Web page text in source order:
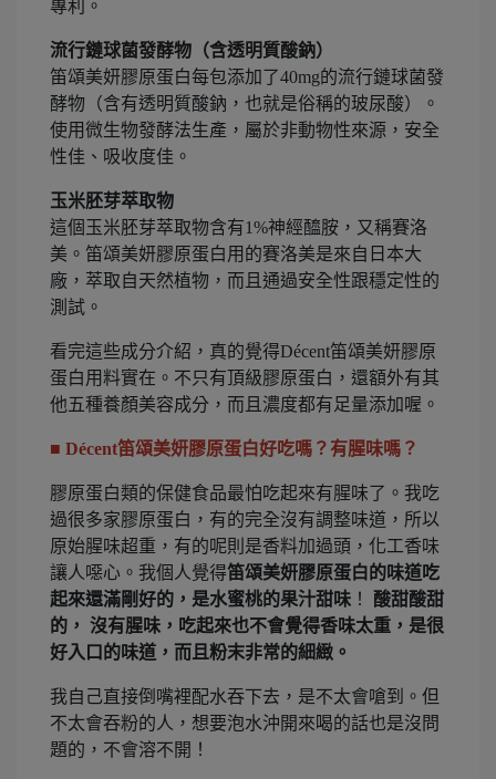
專利。
流行鏈球菌發酵物（含透明質酸鈉）
笛頌美妍膠原蛋白每包添加了40mg的流行鏈球菌發
酵物（含有透明質酸鈉，也就是俗稱的玻尿酸）。
使用微生物發酵法生產，屬於非動物性來源，安全
性佳、吸收度佳。
玉米胚芽萃取物
這個玉米胚芽萃取物含有1%神經醯胺，又稱賽洛
美。笛頌美妍膠原蛋白用的賽洛美是來自日本大
廠，萃取自天然植物，而且通過安全性跟穩定性的
測試。
看完這些成分介紹，真的覺得Décent笛頌美妍膠原
蛋白用料實在。不只有頂級膠原蛋白，還額外有其
他五種養顏美容成分，而且濃度都有足量添加喔。
■ Décent笛頌美妍膠原蛋白好吃嗎？有腥味嗎？
膠原蛋白類的保健食品最怕吃起來有腥味了。我吃
過很多家膠原蛋白，有的完全沒有調整味道，所以
原始腥味超重，有的呢則是香料加過頭，化工香味
讓人噁心。我個人覺得笛頌美妍膠原蛋白的味道吃
起來還滿剛好的，是水蜜桃的果汁甜味 ！ 酸甜酸甜
的， 沒有腥味，吃起來也不會覺得香味太重，是很
好入口的味道，而且粉末非常的細緻。
我自己直接倒嘴裡配水吞下去，是不太會嗆到。但
不太會吞粉的人，想要泡水沖開來喝的話也是沒問
題的，不會溶不開！